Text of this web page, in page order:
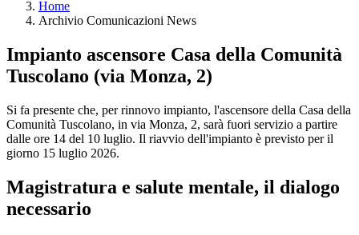
Home
Archivio Comunicazioni News
Impianto ascensore Casa della Comunità
Tuscolano (via Monza, 2)
Si fa presente che, per rinnovo impianto, l'ascensore della Casa della
Comunità Tuscolano, in via Monza, 2, sarà fuori servizio a partire
dalle ore 14 del 10 luglio. Il riavvio dell'impianto è previsto per il
giorno 15 luglio 2026.
Magistratura e salute mentale, il dialogo
necessario